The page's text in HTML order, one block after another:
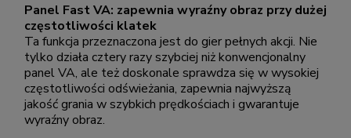
Panel Fast VA: zapewnia wyraźny obraz przy dużej
częstotliwości klatek
Ta funkcja przeznaczona jest do gier pełnych akcji. Nie
tylko działa cztery razy szybciej niż konwencjonalny
panel VA, ale też doskonale sprawdza się w wysokiej
częstotliwości odświeżania, zapewnia najwyższą
jakość grania w szybkich prędkościach i gwarantuje
wyraźny obraz.